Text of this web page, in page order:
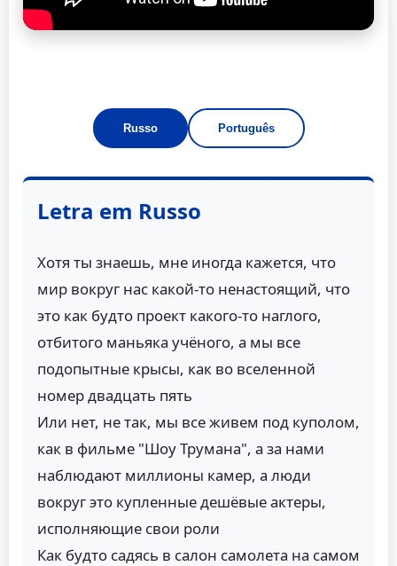
Russo Português
Letra em Russo
Хотя ты знаешь, мне иногда кажется, что
мир вокруг нас какой-то ненастоящий, что
это как будто проект какого-то наглого,
отбитого маньяка учёного, а мы все
подопытные крысы, как во вселенной
номер двадцать пять
Или нет, не так, мы все живем под куполом,
как в фильме "Шоу Трумана", а за нами
наблюдают миллионы камер, а люди
вокруг это купленные дешёвые актеры,
исполняющие свои роли
Как будто садясь в салон самолета на самом